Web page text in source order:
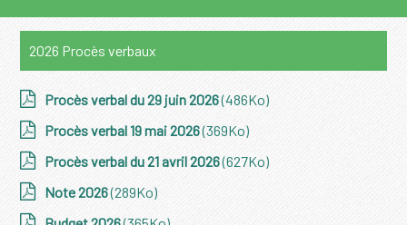
2026 Procès verbaux
Procès verbal du 29 juin 2026(486Ko)
Procès verbal 19 mai 2026(369Ko)
Procès verbal du 21 avril 2026(627Ko)
Note 2026(289Ko)